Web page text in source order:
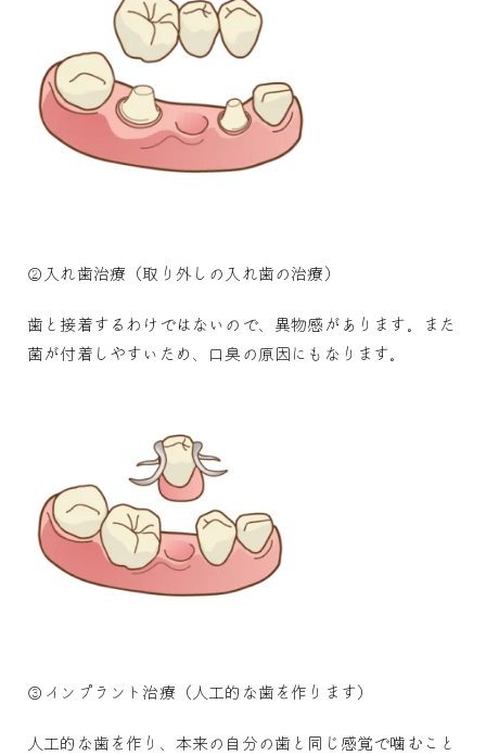
②入れ歯治療（取り外しの入れ歯の治療）
歯と接着するわけではないので、異物感があります。また
菌が付着しやすいため、口臭の原因にもなります。
③インプラント治療（人工的な歯を作ります）
人工的な歯を作り、本来の自分の歯と同じ感覚で噛むこと